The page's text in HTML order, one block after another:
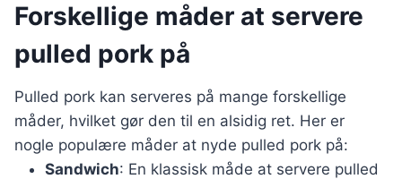
Forskellige måder at servere
pulled pork på
Pulled pork kan serveres på mange forskellige
måder, hvilket gør den til en alsidig ret. Her er
nogle populære måder at nyde pulled pork på:
Sandwich: En klassisk måde at servere pulled